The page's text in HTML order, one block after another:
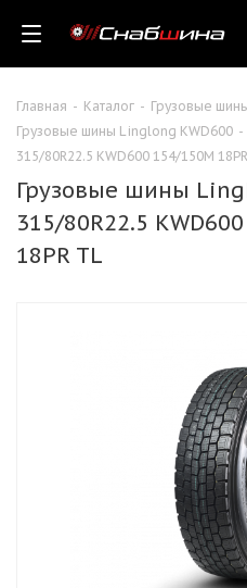
Главная - Каталог - Грузовые
Грузовые шины Linglong KWD600 -
315/80R22.5 KWD600 154/150M
Грузовые шины
315/80R22.5
18PR TL